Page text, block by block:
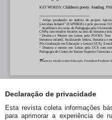
Declaração de privacidade
Esta revista coleta informações
para aprimorar a experiência de